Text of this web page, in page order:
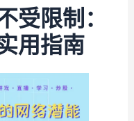
受限制：
用指南